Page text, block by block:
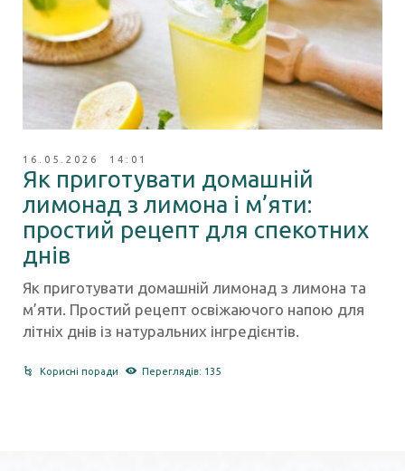
16.05.2026 14:01
Як приготувати домашній
лимонад з лимона і м’яти:
простий рецепт для спекотних
днів
Як приготувати домашній лимонад з лимона та
м’яти. Простий рецепт освіжаючого напою для
літніх днів із натуральних інгредієнтів.
Корисні поради Переглядів: 135